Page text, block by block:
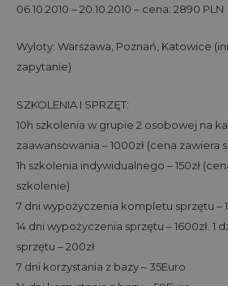
06.10.2010 – 20.10.2010 – cena: 2890 PLN
Wyloty: Warszawa, Poznań, Katowice
zapytanie)
SZKOLENIA I SPRZĘT:
10h szkolenia w grupie 2 osobowej na
zaawansowania – 1000zł (cena zawiera
1h szkolenia indywidualnego – 150zł
szkolenie)
7 dni wypożyczenia kompletu sprzętu –
14 dni wypożyczenia sprzętu – 1600zł. 1
sprzętu – 200zł
7 dni korzystania z bazy – 35Euro